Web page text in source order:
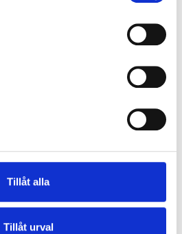
Tillåt alla
Tillåt urval
inte.